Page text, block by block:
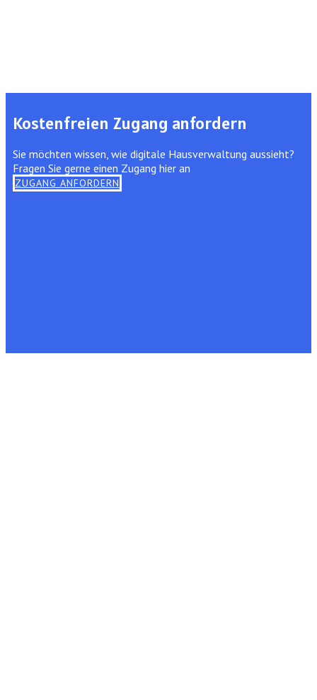
Kostenfreien Zugang anfordern
Sie möchten wissen, wie digitale Hausverwaltung aussieht?
Fragen Sie gerne einen Zugang hier an
ZUGANG ANFORDERN